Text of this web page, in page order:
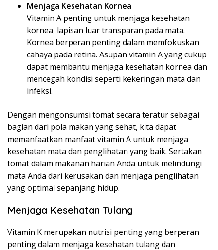
Menjaga Kesehatan Kornea
Vitamin A penting untuk menjaga kesehatan
kornea, lapisan luar transparan pada mata.
Kornea berperan penting dalam memfokuskan
cahaya pada retina. Asupan vitamin A yang cukup
dapat membantu menjaga kesehatan kornea dan
mencegah kondisi seperti kekeringan mata dan
infeksi.
Dengan mengonsumsi tomat secara teratur sebagai
bagian dari pola makan yang sehat, kita dapat
memanfaatkan manfaat vitamin A untuk menjaga
kesehatan mata dan penglihatan yang baik. Sertakan
tomat dalam makanan harian Anda untuk melindungi
mata Anda dari kerusakan dan menjaga penglihatan
yang optimal sepanjang hidup.
Menjaga Kesehatan Tulang
Vitamin K merupakan nutrisi penting yang berperan
penting dalam menjaga kesehatan tulang dan